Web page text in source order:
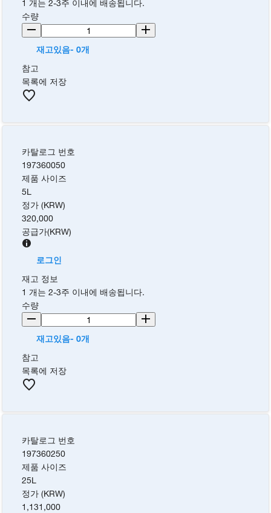
1 개는 2-3주 이내에 배송됩니다.
수량
재고있음- 0개
참고
목록에 저장
카탈로그 번호
197360050
제품 사이즈
5L
정가 (KRW)
320,000
공급가(KRW)
로그인
재고 정보
1 개는 2-3주 이내에 배송됩니다.
수량
재고있음- 0개
참고
목록에 저장
카탈로그 번호
197360250
제품 사이즈
25L
정가 (KRW)
1,131,000